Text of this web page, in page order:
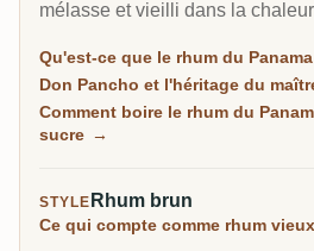
mélasse et vieilli dans la
assembleur cubain Don Pancho.
d'entrée accueillante vers le
rond, même si certaines
Qu'est-ce que le rhum du
Don Pancho et l'héritage du
Comment boire le rhum du
sucre →
STYLE Rhum brun
Ce qui compte comme rhum vieux